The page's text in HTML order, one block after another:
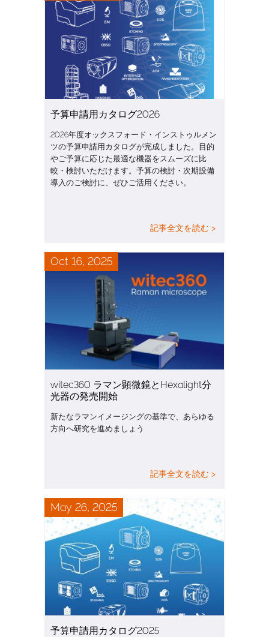
予算申請用カタログ2026
2026年度オックスフォード・インストゥルメン
ツの予算申請用カタログが完成しました。目的
やご予算に応じた最適な機器をスムーズに比
較・検討いただけます。予算の検討・次期設備
導入のご検討に、ぜひご活用ください。
記事全文を読む >
Oct 16, 2025
witec360 ラマン顕微鏡とHexalight分
光器の発売開始
新たなラマンイメージングの基準で、あらゆる
方向へ研究を進めましょう
記事全文を読む >
May 26, 2025
予算申請用カタログ2025